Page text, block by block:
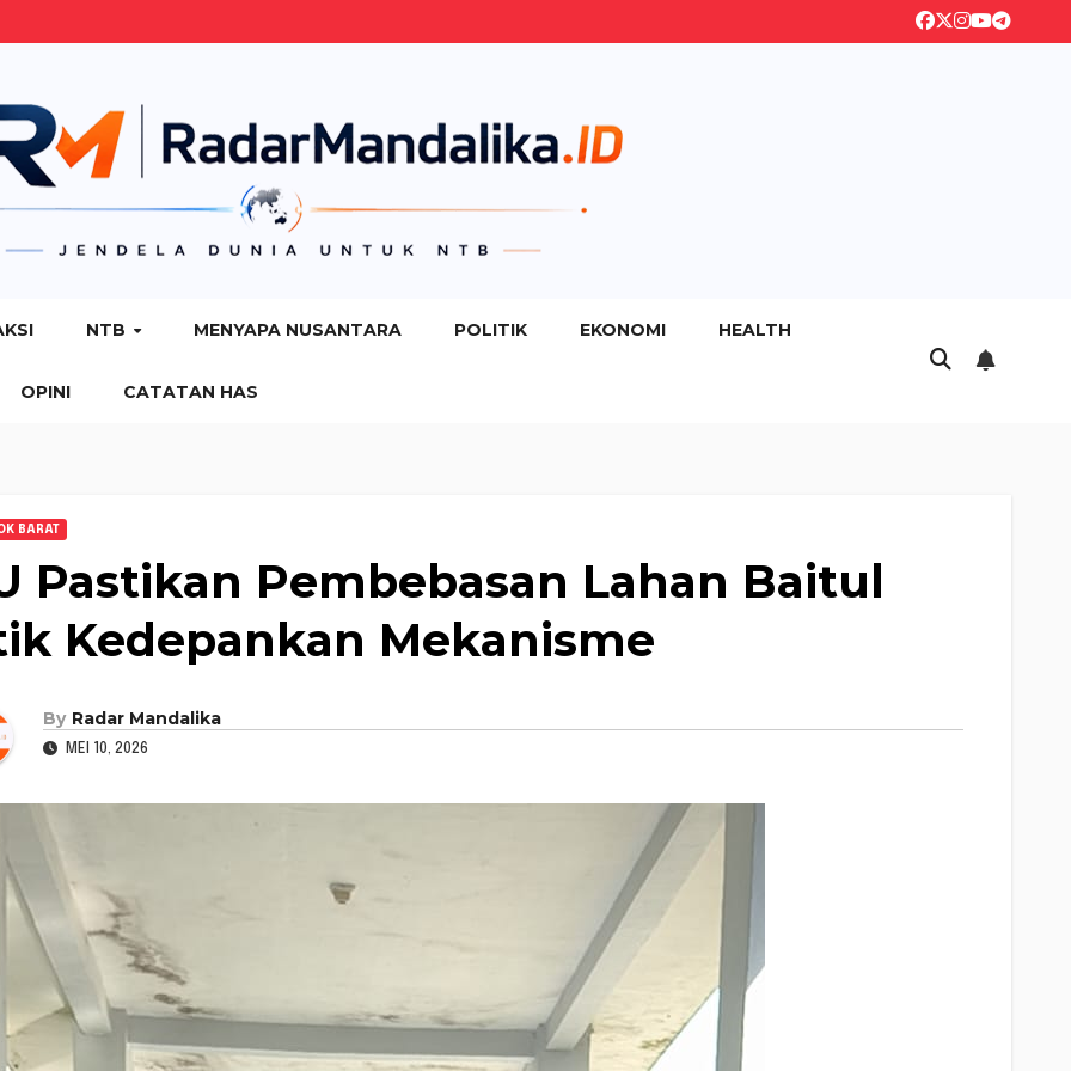
NTB MENYAPA NUSANTARA POLITIK EKONOMI HEALTH
OPINI CATATAN HAS
BARAT
Pastikan Pembebasan Lahan Baitul
Kedepankan Mekanisme
By Radar Mandalika
MEI 10, 2026